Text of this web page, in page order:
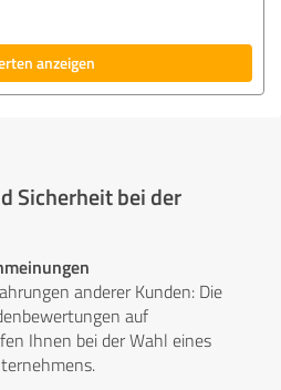
anzeigen
Sicherheit bei der
anderer Kunden: Die
auf
Ihnen bei der Wahl eines